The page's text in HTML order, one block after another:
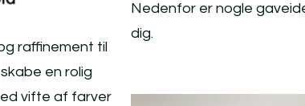
raffinement til
en rolig
vifte af farver
Nedenfor er nogle
dig.